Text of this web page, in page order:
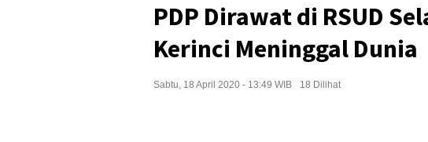
PDP Dirawat di RSUD
Kerinci Meninggal Dunia
Sabtu, 18 April 2020 - 13:49 WIB 18 Dilihat